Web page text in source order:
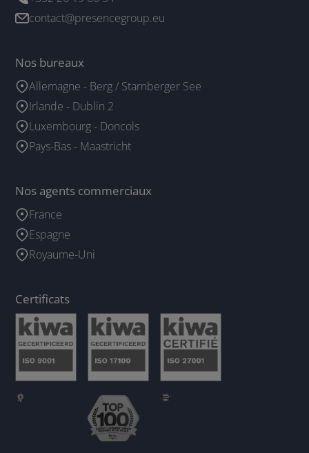
contact@presencegroup.eu
Nos bureaux
Allemagne - Berg / Starnberger See
Irlande - Dublin 2
Luxembourg - Doncols
Pays-Bas - Maastricht
Nos agents commerciaux
France
Espagne
Royaume-Uni
Certificats